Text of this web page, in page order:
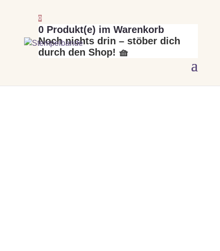
0
0 Produkt(e) im Warenkorb
Noch nichts drin – stöber dich
durch den Shop! 🧺